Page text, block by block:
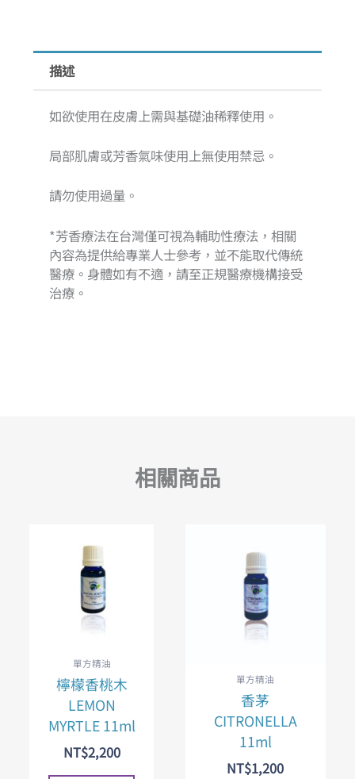
描述
如欲使用在皮膚上需與基礎油稀釋使用。
局部肌膚或芳香氣味使用上無使用禁忌。
請勿使用過量。
*芳香療法在台灣僅可視為輔助性療法，相關
內容為提供給專業人士參考，並不能取代傳統
醫療。身體如有不適，請至正規醫療機構接受
治療。
相關商品
單方精油
檸檬香桃木
LEMON
MYRTLE 11ml
NT$2,200
單方精油
香茅
CITRONELLA
11ml
NT$1,200